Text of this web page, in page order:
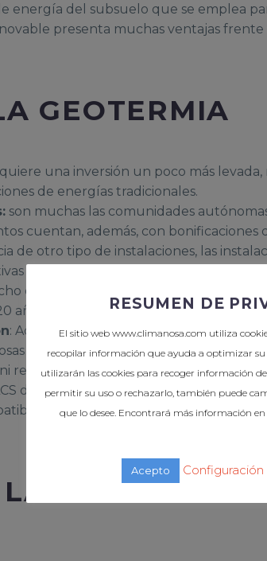
energía del subsuelo que se emplea
presenta muchas ventajas
GEOTERMIA
una inversión un poco más
de energías tradicionales.
son muchas las comunidades
cuentan, además, con
de otro tipo de instalaciones, las
para particulares.
de la zona en la que se encuentre la
años, incluso más y su mantenimiento
: Además de ser una energía
para el medio. Su contaminación
residuos.
de muy alta eficiencia con
con todo tipo de emisores y no
ENERGÍAS
RESUMEN DE
El sitio web www.climanosa.com utiliza
recopilar información que ayuda a optimizar su
utilizarán las cookies para recoger información
permitir su uso o rechazarlo, también puede
que lo desee. Encontrará más información
Acepto